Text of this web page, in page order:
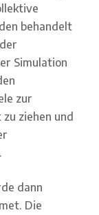
behandelt
Simulation
zur
ziehen und
dann
Die